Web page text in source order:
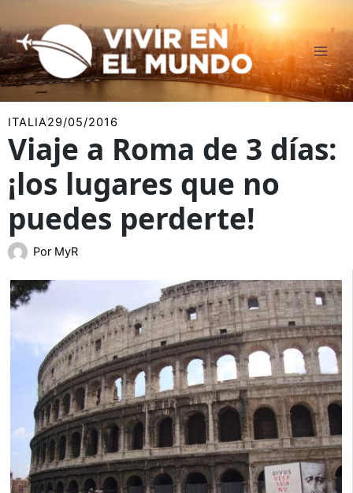
al
contenido
ITALIA29/05/2016
Viaje a Roma de 3 días:
¡los lugares que no
puedes perderte!
Por MyR